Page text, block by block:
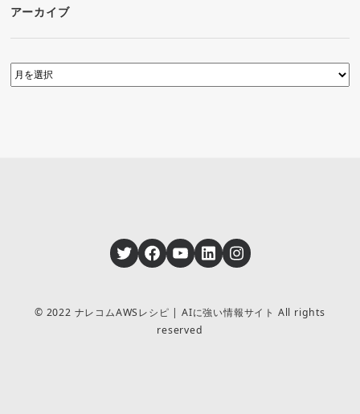
アーカイブ
Twitter Facebook YouTube LinkedIn Instagram
© 2022 ナレコムAWSレシピ | AIに強い情報サイト All rights
reserved